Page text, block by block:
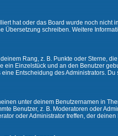
hat oder das Board wurde noch
schreiben. Weitere
Rang, z. B. Punkte oder Sterne,
Einzelstück und an den Benutzer
Entscheidung des Administrators.
unter deinem Benutzernamen in
Benutzer, z. B. Moderatoren oder
oder Administrator treffen, der